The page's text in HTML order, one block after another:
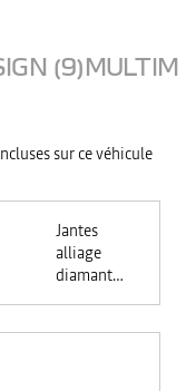
(9)
sur ce véhicule
Jantes
alliage
diamantées